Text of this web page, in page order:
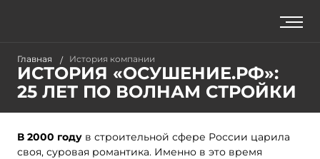
Главная История компании
ИСТОРИЯ «ОСУШЕНИЕ.РФ»:
25 ЛЕТ ПО ВОЛНАМ СТРОЙКИ
В 2000 году в строительной сфере России царила
своя, суровая романтика. Именно в это время